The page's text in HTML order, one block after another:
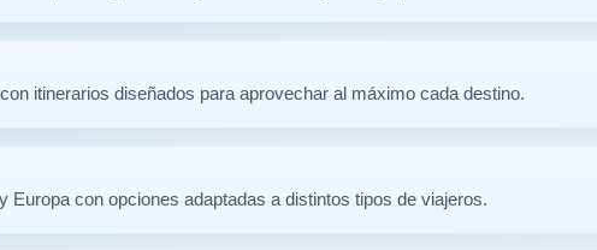
itinerarios diseñados para aprovechar al máximo cada destino.
con opciones adaptadas a distintos tipos de viajeros.